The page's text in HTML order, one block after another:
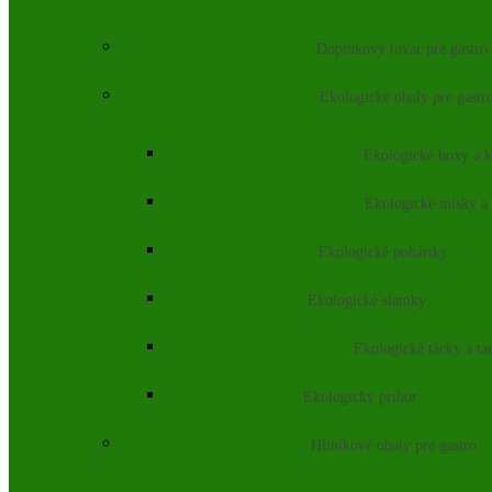
Doplnkový tovar pre gastro
Ekologické obaly pre
Ekologické boxy a
Ekologické misky
Ekologické poháriky
Ekologické slamky
Ekologické tácky a
Ekologický príbor
Hliníkové obaly pre gastro